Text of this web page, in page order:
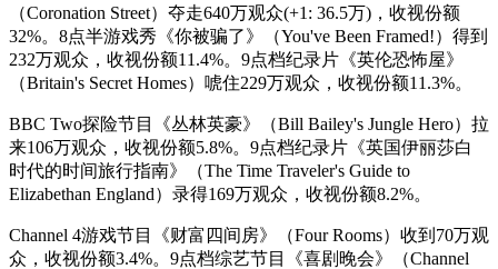
（Coronation Street）夺走640万观众(+1: 36.5万)，收视份额
32%。8点半游戏秀《你被骗了》（You've Been Framed!）得到
232万观众，收视份额11.4%。9点档纪录片《英伦恐怖屋》
（Britain's Secret Homes）唬住229万观众，收视份额11.3%。
BBC Two探险节目《丛林英豪》（Bill Bailey's Jungle Hero）拉
来106万观众，收视份额5.8%。9点档纪录片《英国伊丽莎白
时代的时间旅行指南》（The Time Traveler's Guide to
Elizabethan England）录得169万观众，收视份额8.2%。
Channel 4游戏节目《财富四间房》（Four Rooms）收到70万观
众，收视份额3.4%。9点档综艺节目《喜剧晚会》（Channel